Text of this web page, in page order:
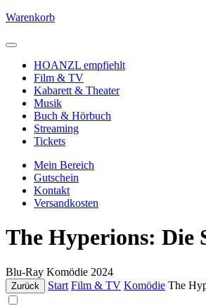
Warenkorb
HOANZL empfiehlt
Film & TV
Kabarett & Theater
Musik
Buch & Hörbuch
Streaming
Tickets
Mein Bereich
Gutschein
Kontakt
Versandkosten
The Hyperions: Die
Blu-Ray Komödie 2024
Zurück Start Film & TV Komödie The